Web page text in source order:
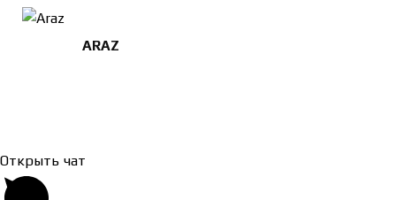
ARAZ
Открыть чат